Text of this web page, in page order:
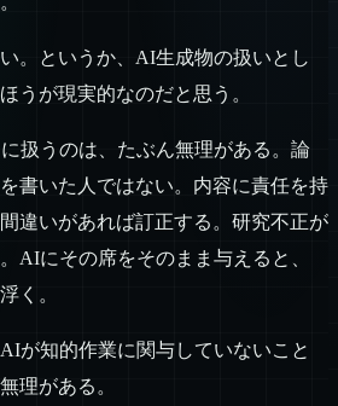
。というか、AI生成物の扱いとし
うが現実的なのだと思う。
扱うのは、たぶん無理がある。論
書いた人ではない。内容に責任を持
違いがあれば訂正する。研究不正が
AIにその席をそのまま与えると、
く。
が知的作業に関与していないこと
理がある。